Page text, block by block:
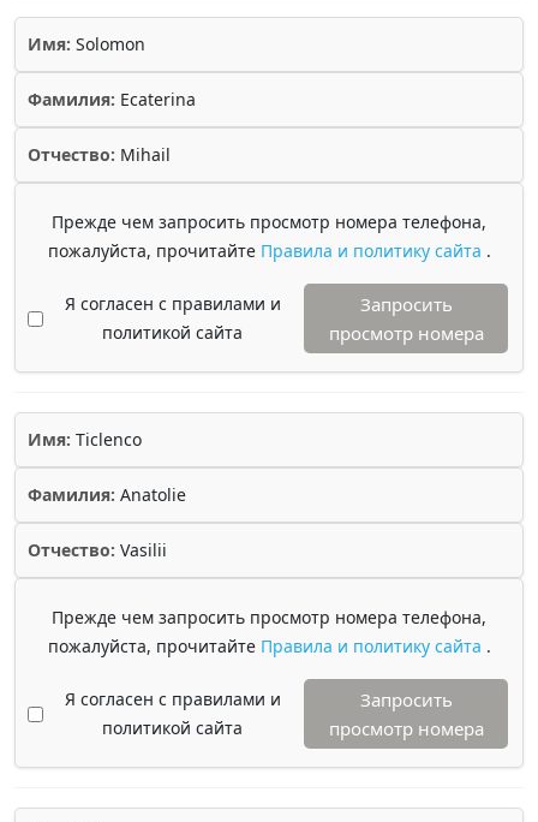
Имя: Solomon
Фамилия: Ecaterina
Отчество: Mihail
Прежде чем запросить просмотр номера телефона,
пожалуйста, прочитайте Правила и политику сайта .
Я согласен с правилами и
политикой сайта
Запросить
просмотр номера
Имя: Ticlenco
Фамилия: Anatolie
Отчество: Vasilii
Прежде чем запросить просмотр номера телефона,
пожалуйста, прочитайте Правила и политику сайта .
Я согласен с правилами и
политикой сайта
Запросить
просмотр номера